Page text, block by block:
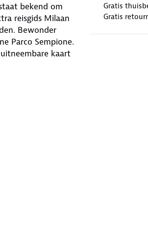
Gratis
Gratis
bekend om
reisgids Milaan
Bewonder
Parco Sempione.
kaart